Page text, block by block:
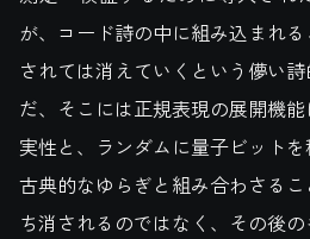
が、コード詩の中に組み込まれ
されては消えていくという儚い
だ、そこには正規表現の展開機
実性と、ランダムに量子ビットを
古典的なゆらぎと組み合わさる
ち消されるのではなく、その後の